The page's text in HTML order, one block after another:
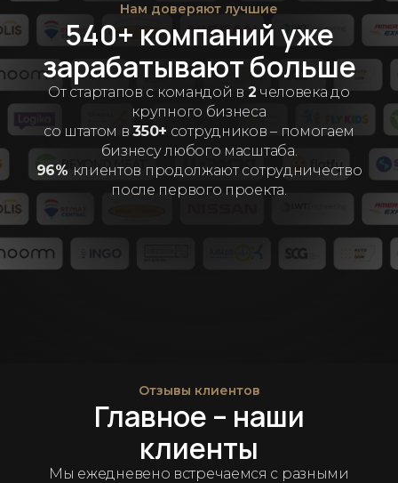
Нам доверяют лучшие
540+ компаний уже
зарабатывают больше
От стартапов с командой в 2 человека до
крупного бизнеса
со штатом в350+ сотрудников – помогаем
бизнесу любого масштаба.
96% клиентов продолжают сотрудничество
после первого проекта.
Отзывы клиентов
Главное – наши
клиенты
Мы ежедневено встречаемся с разными